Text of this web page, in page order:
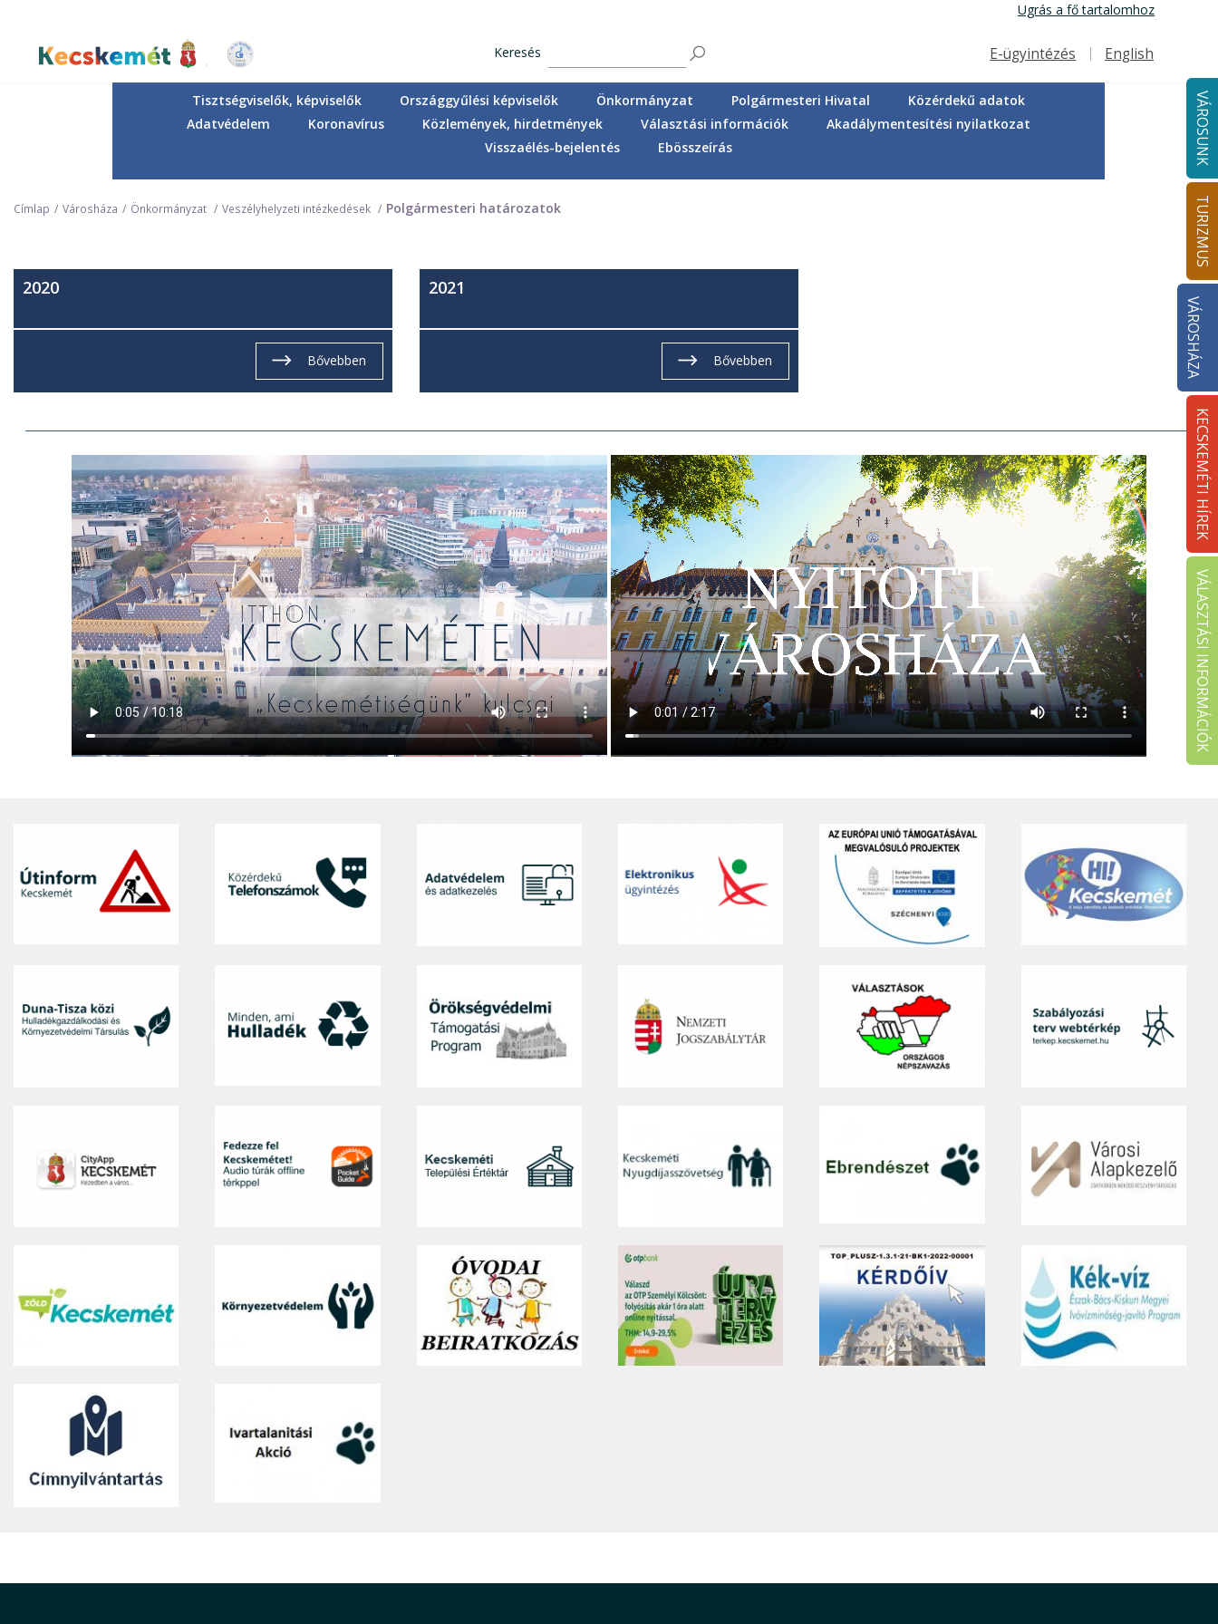
tartalomra
Ugrás a fő tartalomhoz
Kecskemét Város Honlapja
Keresés
Felső navigáció
E-ügyintézés English
VÁROSUNK
TURIZMUS
VÁROSHÁZA
KECSKEMÉTI HÍREK
VÁLASZTÁSI INFORMÁCIÓK
Tisztségviselők, képviselők Országgyűlési képviselők Önkormányzat Polgármesteri Hivatal
Közérdekű adatok
Adatvédelem
Koronavírus Közlemények, hirdetmények Választási információk
Akadálymentesítési nyilatkozat
Visszaélés-bejelentés
Ebösszeírás
Címlap Városháza Önkormányzat Veszélyhelyzeti intézkedések Polgármesteri határozatok
2020
Bővebben
2021
Bővebben